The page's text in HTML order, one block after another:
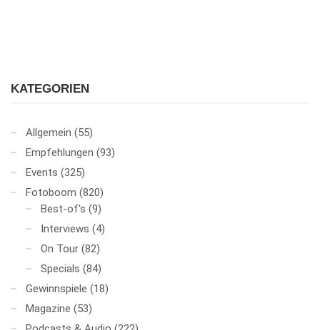
KATEGORIEN
Allgemein (55)
Empfehlungen (93)
Events (325)
Fotoboom (820)
Best-of's (9)
Interviews (4)
On Tour (82)
Specials (84)
Gewinnspiele (18)
Magazine (53)